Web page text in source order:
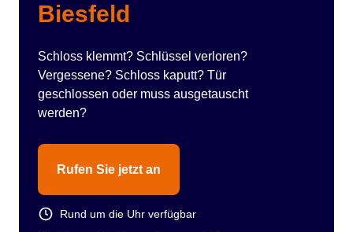
Biesfeld
Schloss klemmt? Schlüssel verloren?
Vergessene? Schloss kaputt? Tür
geschlossen oder muss ausgetauscht
werden?
Rufen Sie jetzt an
Rund um die Uhr verfügbar